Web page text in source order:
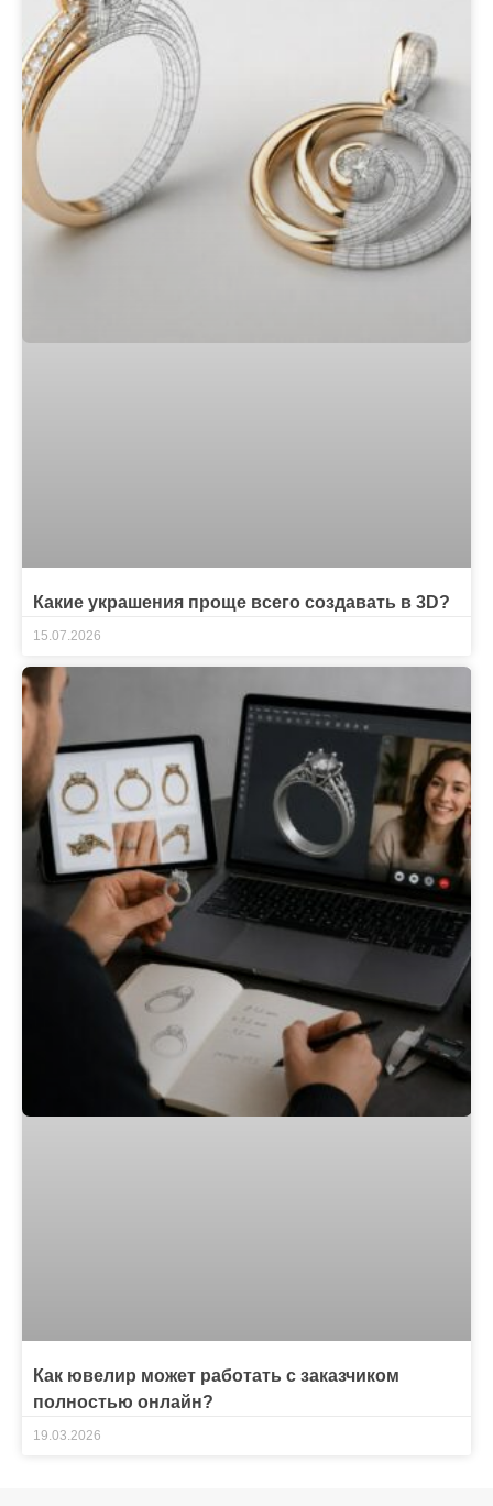
Какие украшения проще всего создавать в 3D?
15.07.2026
Как ювелир может работать с заказчиком
полностью онлайн?
19.03.2026